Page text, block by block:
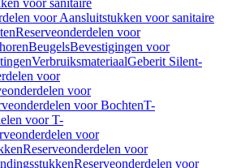
voor sanitaire
voor Aansluitstukken voor sanitaire
Reserveonderdelen voor
BeugelsBevestigingen voor
VerbruiksmateriaalGeberit Silent-
voor
voor
voor BochtenT-
voor T-
voor
Reserveonderdelen voor
Reserveonderdelen voor